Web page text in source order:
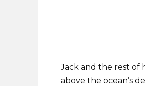
Jack and the rest of
above the ocean’s